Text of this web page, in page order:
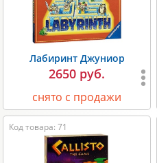
Лабиринт Джуниор
2650 руб.
снято с продажи
Код товара: 71